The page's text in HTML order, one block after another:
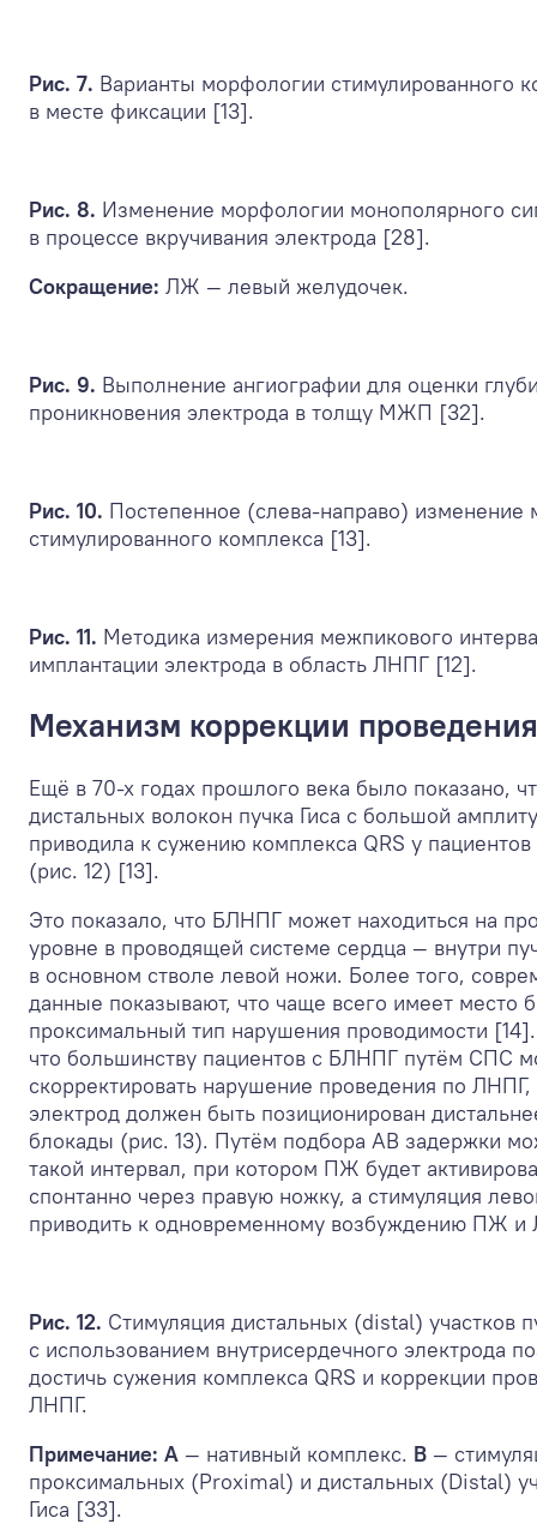
Рис. 7. Варианты морфологии стимулированного
в месте фиксации [13].
Рис. 8. Изменение морфологии монополярного
в процессе вкручивания электрода [28].
Сокращение: ЛЖ — левый желудочек.
Рис. 9. Выполнение ангиографии для оценки
проникновения электрода в толщу МЖП [32].
Рис. 10. Постепенное (слева-направо) изменение
стимулированного комплекса [13].
Рис. 11. Методика измерения межпикового
имплантации электрода в область ЛНПГ [12].
Механизм коррекции
Ещё в 70-х годах прошлого века было показано,
дистальных волокон пучка Гиса с большой
приводила к сужению комплекса QRS у
(рис. 12) [13].
Это показало, что БЛНПГ может находиться на
уровне в проводящей системе сердца — внутри
в основном стволе левой ножи. Более того,
данные показывают, что чаще всего имеет место
проксимальный тип нарушения проводимости
что большинству пациентов с БЛНПГ путём СПС
скорректировать нарушение проведения по
электрод должен быть позиционирован
блокады (рис. 13). Путём подбора АВ задержки
такой интервал, при котором ПЖ будет
спонтанно через правую ножку, а стимуляция
приводить к одновременному возбуждению ПЖ
Рис. 12. Стимуляция дистальных (distal) участков
с использованием внутрисердечного электрода
достичь сужения комплекса QRS и коррекции
ЛНПГ.
Примечание: А — нативный комплекс. B —
проксимальных (Proximal) и дистальных (Distal)
Гиса [33].